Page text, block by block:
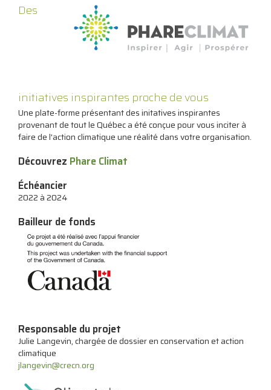
Des
initiatives inspirantes proche de vous
Une plate-forme présentant des initatives inspirantes
provenant de tout le Québec a été conçue pour vous inciter à
faire de l'action climatique une réalité dans votre organisation.
Découvrez Phare Climat
Échéancier
2022 à 2024
Bailleur de fonds
Responsable du projet
Julie Langevin, chargée de dossier en conservation et action
climatique
jlangevin@crecn.org